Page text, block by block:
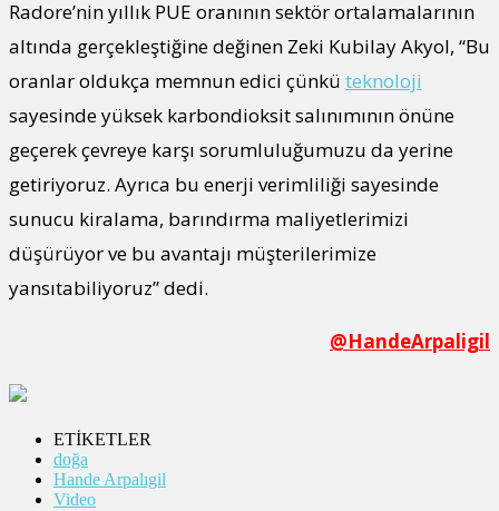
Radore’nin yıllık PUE oranının sektör ortalamalarının
altında gerçekleştiğine değinen Zeki Kubilay Akyol, “Bu
oranlar oldukça memnun edici çünkü teknoloji
sayesinde yüksek karbondioksit salınımının önüne
geçerek çevreye karşı sorumluluğumuzu da yerine
getiriyoruz. Ayrıca bu enerji verimliliği sayesinde
sunucu kiralama, barındırma maliyetlerimizi
düşürüyor ve bu avantajı müşterilerimize
yansıtabiliyoruz” dedi.
@HandeArpaligil
ETİKETLER
doğa
Hande Arpalıgil
Video